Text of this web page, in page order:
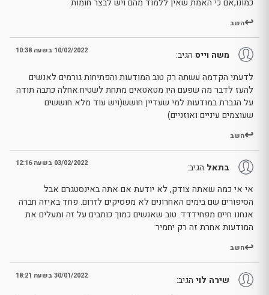
כמונו,אם כי האמת שאין ללמוד מהם ויש לבצר חומות
השב
משה וייס הגיב: 10/02/2022 בשעה 10:38
לדעתי הקדמה עשתה רק טוב המודעות והפתיחות גורמים לאנשים
להעז לדבר מה שפעם היו מטאטאים מתחת לשטיח.אחלה כתבה תודה
על הגברת במודעות למי שעדיין חושש(ויש עוד מלא חוששים
שעוצמים עיניים ואוזניים)
השב
בתאל הגיב: 03/02/2022 בשעה 12:16
אי אי כמה שאתה צודק, לא יודעת אם אתה באינסטגרם אבל
הסיפורים שם בימים האחרונים לא מפסיקים לזרום. פחד באיזה חברה
אנחנו חיים מפחידדד. טוב שאנשים כמוך כותבים על זה ומעלים את
המודעות אחרת זה רק יחמיר
השב
שירה לוי הגיב: 30/01/2022 בשעה 18:21